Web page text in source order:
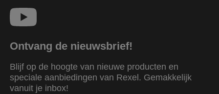
Ontvang de nieuwsbrief!
Blijf op de hoogte van nieuwe producten en
speciale aanbiedingen van Rexel. Gemakkelijk
vanuit je inbox!